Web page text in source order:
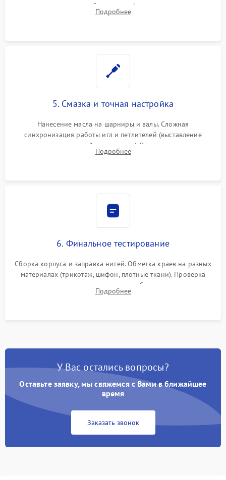
новых петлителей взамен деформированных.
Восстановление контактов в педали и цепях
Подробнее
5. Смазка и точная настройка
Нанесение масла на шарниры и валы. Сложная
синхронизация работы игл и петлителей (выставление
зазоров до сотых долей миллиметра). Регулировка прижима
ножей, ширины обметки и хода дифференциального
Подробнее
6. Финальное тестирование
Сборка корпуса и заправка нитей. Обметка краев на разных
материалах (трикотаж, шифон, плотные ткани). Проверка
ровности среза, эластичности шва, работы ролевого шва и
отсутствия стягивания или волнистости ткани.
Подробнее
У Вас остались вопросы?
Оставьте заявку, мы свяжемся с Вами в ближайшее
время
Заказать звонок